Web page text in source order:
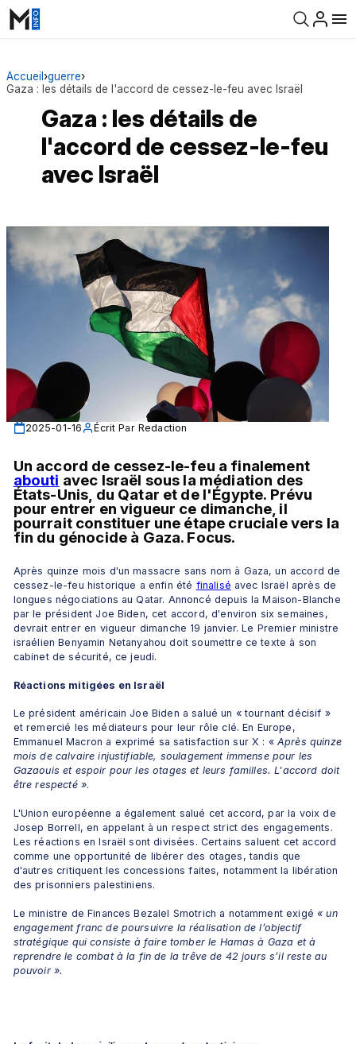
Accueil ›guerre›
Gaza : les détails de l'accord de cessez-le-feu avec Israël
Gaza : les détails de
l'accord de cessez-le-feu
avec Israël
2025-01-16 Écrit Par Redaction
Un accord de cessez-le-feu a finalement
abouti avec Israël sous la médiation des
États-Unis, du Qatar et de l'Égypte. Prévu
pour entrer en vigueur ce dimanche, il
pourrait constituer une étape cruciale vers la
fin du génocide à Gaza. Focus.
Après quinze mois d'un massacre sans nom à Gaza, un accord de
cessez-le-feu historique a enfin été finalisé avec Israël après de
longues négociations au Qatar. Annoncé depuis la Maison-Blanche
par le président Joe Biden, cet accord, d'environ six semaines,
devrait entrer en vigueur dimanche 19 janvier. Le Premier ministre
israélien Benyamin Netanyahou doit soumettre ce texte à son
cabinet de sécurité, ce jeudi.
Réactions mitigées en Israël
Le président américain Joe Biden a salué un « tournant décisif »
et remercié les médiateurs pour leur rôle clé. En Europe,
Emmanuel Macron a exprimé sa satisfaction sur X : « Après quinze
mois de calvaire injustifiable, soulagement immense pour les
Gazaouis et espoir pour les otages et leurs familles. L'accord doit
être respecté ».
L'Union européenne a également salué cet accord, par la voix de
Josep Borrell, en appelant à un respect strict des engagements.
Les réactions en Israël sont divisées. Certains saluent cet accord
comme une opportunité de libérer des otages, tandis que
d'autres critiquent les concessions faites, notamment la libération
des prisonniers palestiniens.
Le ministre de Finances Bezalel Smotrich a notamment exigé « un
engagement franc de poursuivre la réalisation de l’objectif
stratégique qui consiste à faire tomber le Hamas à Gaza et à
reprendre le combat à la fin de la trêve de 42 jours s’il reste au
pouvoir ».